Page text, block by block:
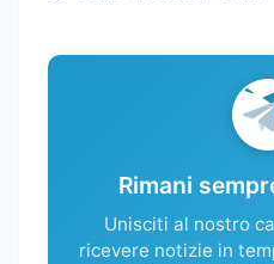
Rimani
Unisciti al nostro
ricevere notizie in